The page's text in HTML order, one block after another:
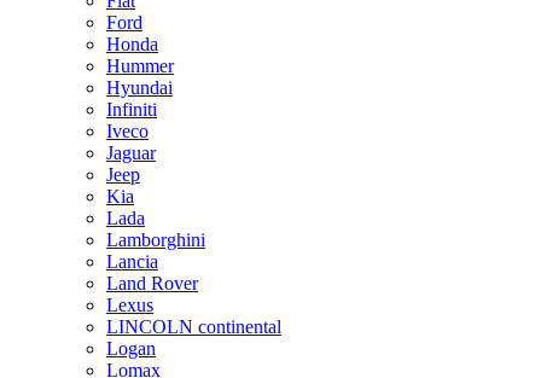
Ford
Honda
Hummer
Hyundai
Infiniti
Iveco
Jaguar
Jeep
Kia
Lada
Lamborghini
Lancia
Land Rover
Lexus
LINCOLN continental
Logan
Lomax